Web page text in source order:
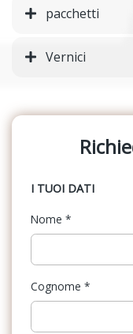
pacchetti
Vernici
I TUOI DATI
Nome *
Cognome *